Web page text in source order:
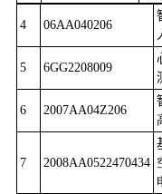
4 06AA040206
5 6GG2208009
6 2007AA04Z206
7 2008AA0522470434